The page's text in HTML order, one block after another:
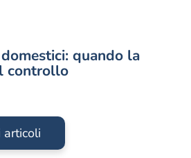
quando la
controllo